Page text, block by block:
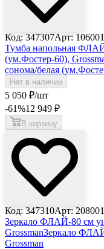
Код: 347307Арт: 106001
Тумба напольная
(ум.Фостер-60),
сонома/белая
Нет в наличии
5 050 ₽/шт
-61%12 949 ₽
В корзину
Код: 347310Арт: 208001
Зеркало ФЛАЙ-80 см
GrossmanЗеркало
Grossman